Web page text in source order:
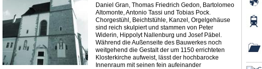
Daniel Gran, Thomas Friedrich Gedon, Bartolomeo
Altomonte, Antonio Tassi und Tobias Pock.
Chorgestühl, Beichtstühle, Kanzel, Orgelgehäuse
sind reich skulpiert und stammen von Peter
Widerin, Hippolyt Nallenburg und Josef Päbel.
Während die Außenseite des Bauwerkes noch
weitgehend die Gestalt der um 1150 errichteten
Klosterkirche aufweist, lässt der hochbarocke
Innenraum mit seinen fein aufeinander